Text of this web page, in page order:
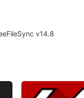
v14.8